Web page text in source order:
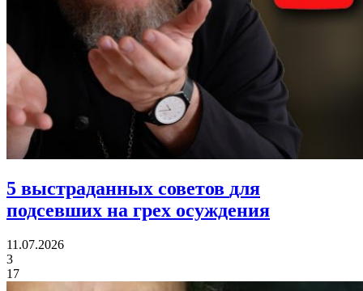
5 выстраданных советов для
подсевших на грех осуждения
11.07.2026
3
17